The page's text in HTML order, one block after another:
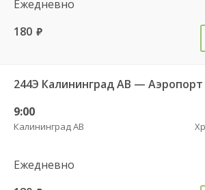
Ежедневно
180 руб.
244Э Калининград АВ —
9:00
Калининград АВ
Ежедневно